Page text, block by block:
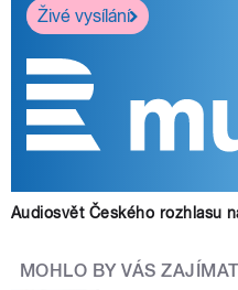
Živé vysílání
Audiosvět Českého rozhlasu
MOHLO BY VÁS ZAJÍMAT